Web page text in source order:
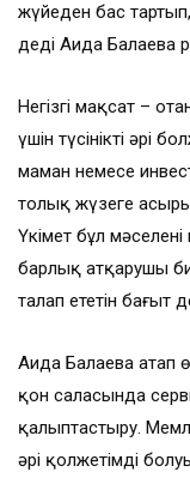
жүйеден бас
деді Аида Балаева
Негізгі мақсат –
үшін түсінікті әрі
маман немесе
толық жүзеге
Үкімет бұл
барлық атқарушы
талап ететін бағыт
Аида Балаева атап
қон саласында
қалыптастыру.
әрі қолжетімді